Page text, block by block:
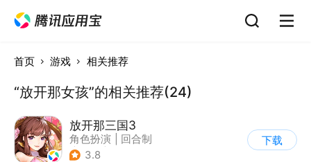
首页 游戏 相关推荐
“放开那女孩”的相关推荐(24)
放开那三国3
角色扮演
回合制
| 三国
3.8
下载